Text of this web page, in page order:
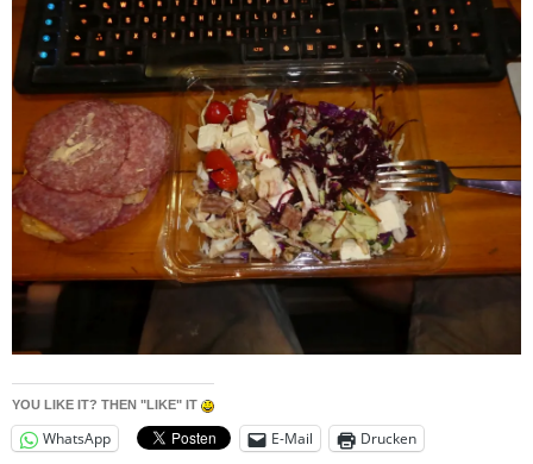
YOU LIKE IT? THEN "LIKE" IT
WhatsApp E-Mail Drucken